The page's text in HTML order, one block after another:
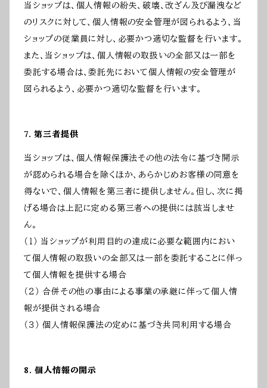
当ショップは、個人情報の紛失、破壊、改ざん及び漏洩など
のリスクに対して、個人情報の安全管理が図られるよう、当
ショップの従業員に対し、必要かつ適切な監督を行います。
また、当ショップは、個人情報の取扱いの全部又は一部を
委託する場合は、委託先において個人情報の安全管理が
図られるよう、必要かつ適切な監督を行います。
7. 第三者提供
当ショップは、個人情報保護法その他の法令に基づき開示
が認められる場合を除くほか、あらかじめお客様の同意を
得ないで、個人情報を第三者に提供しません。但し、次に掲
げる場合は上記に定める第三者への提供には該当しませ
ん。
（１） 当ショップが利用目的の達成に必要な範囲内におい
て個人情報の取扱いの全部又は一部を委託することに伴っ
て個人情報を提供する場合
（２） 合併その他の事由による事業の承継に伴って個人情
報が提供される場合
（３） 個人情報保護法の定めに基づき共同利用する場合
8. 個人情報の開示